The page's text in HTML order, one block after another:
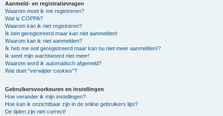
Aanmeld- en registratievragen
Waarom moet ik me registreren?
Wat is COPPA?
Waarom kan ik niet registreren?
Ik ben geregistreerd maar kan niet aanmelden!
Waarom kan ik niet aanmelden?
Ik heb me ooit geregistreerd maar kan nu niet meer aanmelden!?
Ik weet mijn wachtwoord niet meer!
Waarom word ik automatisch afgemeld?
Wat doet "verwijder cookies"?
Gebruikersvoorkeuren en instellingen
Hoe verander ik mijn instellingen?
Hoe kan ik onzichtbaar zijn in de online gebruikers lijst?
De tijden zijn niet correct!